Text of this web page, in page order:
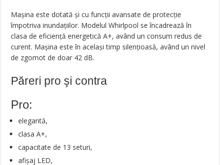
Mașina este dotată și cu funcții avansate de protecție
împotriva inundațiilor. Modelul Whirlpool se încadrează în
clasa de eficiență energetică A+, având un consum redus de
curent. Mașina este în același timp silențioasă, având un nivel
de zgomot de doar 42 dB.
Păreri pro şi contra
Pro:
elegantă,
clasa A+,
capacitate de 13 seturi,
afișaj LED,